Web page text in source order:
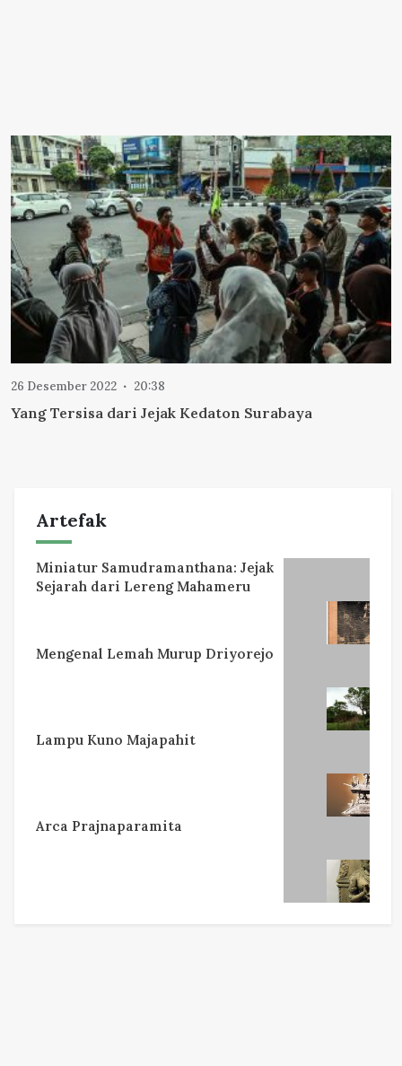
26 Desember 2022 20:38
Yang Tersisa dari Jejak Kedaton Surabaya
Artefak
Miniatur Samudramanthana: Jejak
Sejarah dari Lereng Mahameru
Mengenal Lemah Murup Driyorejo
Lampu Kuno Majapahit
Arca Prajnaparamita